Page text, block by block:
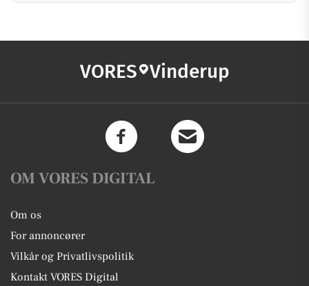
VORES Vinderup
OM VORES DIGITAL
Om os
For annoncører
Vilkår og Privatlivspolitik
Kontakt VORES Digital